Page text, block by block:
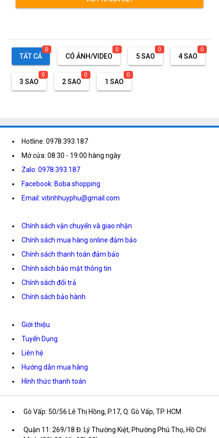
TẤT CẢ
0
CÓ ẢNH/VIDEO
0
5 SAO
0
4 SAO
0
3 SAO
0
2 SAO
0
1 SAO
0
Hotline: 0978.393.187
Mở cửa: 08:30 - 19:00 hàng ngày
Zalo: 0978.393.187
Facebook: Boba shopping
Email: vitinhhuyphu@gmail.com
Chính sách vận chuyển và giao nhận
Chính sách mua hàng online đảm bảo
Chính sách thanh toán đảm bảo
Chính sách bảo mật thông tin
Chính sách đổi trả
Chính sách bảo hành
Giới thiệu
Tuyển Dụng
Liên hệ
Hướng dẫn mua hàng
Hình thức thanh toán
Gò Vấp: 50/56 Lê Thị Hồng, P.17, Q. Gò Vấp, TP. HCM
Quận 11: 269/18 Đ. Lý Thường Kiệt, Phường Phú Thọ, Hồ Chí